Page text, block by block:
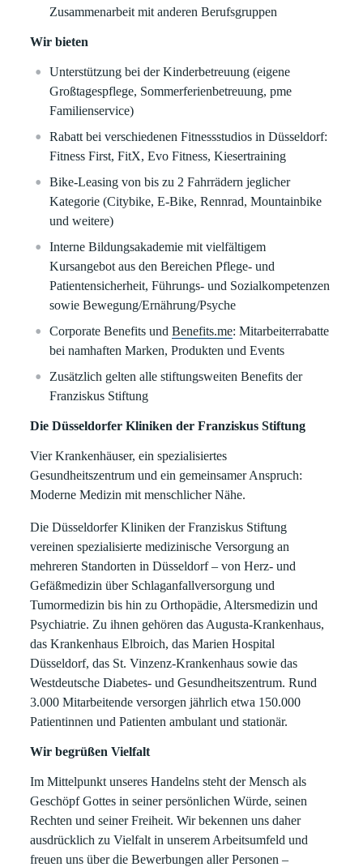
Zusammenarbeit mit anderen Berufsgruppen
Wir bieten
Unterstützung bei der Kinderbetreuung (eigene
Großtagespflege, Sommerferienbetreuung, pme
Familienservice)
Rabatt bei verschiedenen Fitnessstudios in Düsseldorf:
Fitness First, FitX, Evo Fitness, Kiesertraining
Bike-Leasing von bis zu 2 Fahrrädern jeglicher
Kategorie (Citybike, E-Bike, Rennrad, Mountainbike
und weitere)
Interne Bildungsakademie mit vielfältigem
Kursangebot aus den Bereichen Pflege- und
Patientensicherheit, Führungs- und Sozialkompetenzen
sowie Bewegung/Ernährung/Psyche
Corporate Benefits undBenefits.me: Mitarbeiterrabatte
bei namhaften Marken, Produkten und Events
Zusätzlich gelten alle stiftungsweiten Benefits der
Franziskus Stiftung
Die Düsseldorfer Kliniken der Franziskus Stiftung
Vier Krankenhäuser, ein spezialisiertes
Gesundheitszentrum und ein gemeinsamer Anspruch:
Moderne Medizin mit menschlicher Nähe.
Die Düsseldorfer Kliniken der Franziskus Stiftung
vereinen spezialisierte medizinische Versorgung an
mehreren Standorten in Düsseldorf – von Herz- und
Gefäßmedizin über Schlaganfallversorgung und
Tumormedizin bis hin zu Orthopädie, Altersmedizin und
Psychiatrie. Zu ihnen gehören das Augusta-Krankenhaus,
das Krankenhaus Elbroich, das Marien Hospital
Düsseldorf, das St. Vinzenz-Krankenhaus sowie das
Westdeutsche Diabetes- und Gesundheitszentrum. Rund
3.000 Mitarbeitende versorgen jährlich etwa 150.000
Patientinnen und Patienten ambulant und stationär.
Wir begrüßen Vielfalt
Im Mittelpunkt unseres Handelns steht der Mensch als
Geschöpf Gottes in seiner persönlichen Würde, seinen
Rechten und seiner Freiheit. Wir bekennen uns daher
ausdrücklich zu Vielfalt in unserem Arbeitsumfeld und
freuen uns über die Bewerbungen aller Personen –